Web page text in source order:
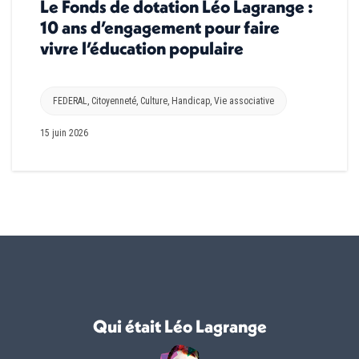
Le Fonds de dotation Léo Lagrange :
10 ans d’engagement pour faire
vivre l’éducation populaire
FEDERAL, Citoyenneté, Culture, Handicap, Vie associative
15 juin 2026
Qui était Léo Lagrange